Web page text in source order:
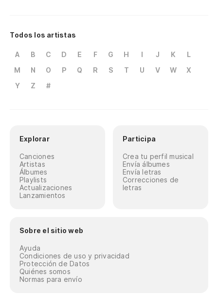
Todos los artistas
A B C D E F G H I J K
L
M
N O P Q R S T U V W
X
Y
Z #
Explorar
Canciones
Artistas
Álbumes
Playlists
Actualizaciones
Lanzamientos
Participa
Crea tu perfil musical
Envía álbumes
Envía letras
Correcciones de
letras
Sobre el sitio web
Ayuda
Condiciones de uso y privacidad
Protección de Datos
Quiénes somos
Normas para envío